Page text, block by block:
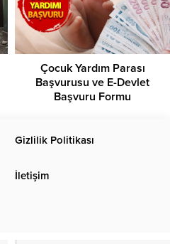
Çocuk Yardım Parası
Başvurusu ve E-Devlet
Başvuru Formu
Gizlilik Politikası
İletişim